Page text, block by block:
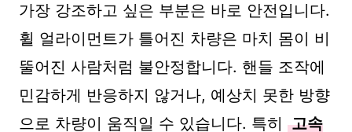
가장 강조하고 싶은 부분은 바로 안전입니다.
휠 얼라이먼트가 틀어진 차량은 마치 몸이 비
뚤어진 사람처럼 불안정합니다. 핸들 조작에
민감하게 반응하지 않거나, 예상치 못한 방향
으로 차량이 움직일 수 있습니다. 특히 고속